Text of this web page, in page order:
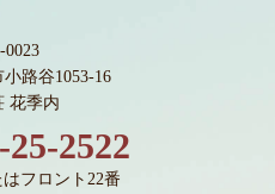
0023
路谷1053-16
花季内
25-2522
フロント22番